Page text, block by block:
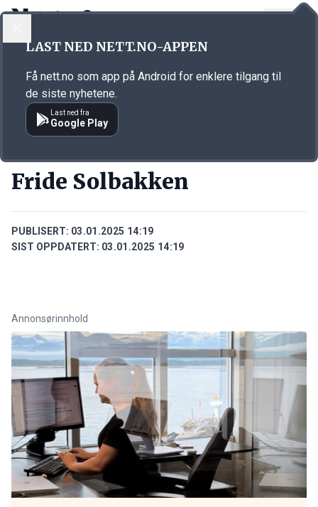
Annonsørinnhold
Fride Solbakken
PUBLISERT: 03.01.2025 14:19
SIST OPPDATERT: 03.01.2025 14:19
Annonsørinnhold
LAST NED NETT.NO-APPEN
Få nett.no som app på Android for enklere tilgang til
de siste nyhetene.
Last ned fra
Google Play